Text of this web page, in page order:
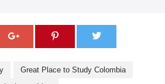
Great Place to Study Colombia